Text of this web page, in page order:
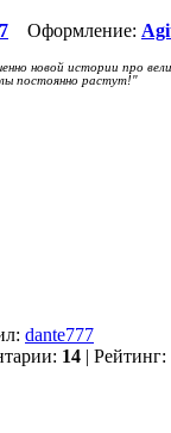
Оформление:
новой истории про
постоянно растут!"
dante777
14 | Рейтинг: